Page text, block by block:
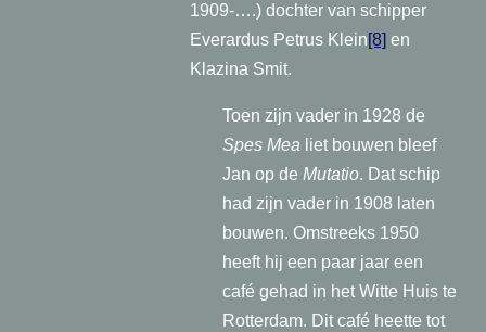
1909-….) dochter van schipper
Everardus Petrus Klein[8] en
Klazina Smit.
Toen zijn vader in 1928 de
Spes Mea liet bouwen bleef
Jan op de Mutatio. Dat schip
had zijn vader in 1908 laten
bouwen. Omstreeks 1950
heeft hij een paar jaar een
café gehad in het Witte Huis te
Rotterdam. Dit café heette tot